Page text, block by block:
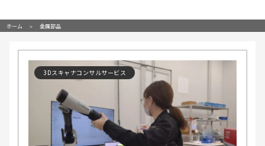
ホーム 金属部品
3Dスキャナコンサルサービス